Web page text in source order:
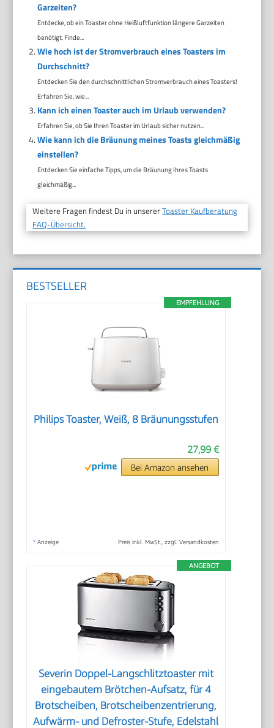
Garzeiten?
Entdecke, ob ein Toaster ohne Heißluftfunktion längere Garzeiten
benötigt. Finde...
Wie hoch ist der Stromverbrauch eines Toasters im
Durchschnitt?
Entdecken Sie den durchschnittlichen Stromverbrauch eines Toasters!
Erfahren Sie, wie...
Kann ich einen Toaster auch im Urlaub verwenden?
Erfahren Sie, ob Sie Ihren Toaster im Urlaub sicher nutzen...
Wie kann ich die Bräunung meines Toasts gleichmäßig
einstellen?
Entdecken Sie einfache Tipps, um die Bräunung Ihres Toasts
gleichmäßig...
Weitere Fragen findest Du in unsererToaster Kaufberatung
FAQ-Übersicht.
BESTSELLER
EMPFEHLUNG
Philips Toaster, Weiß, 8 Bräunungsstufen
27,99 €
Bei Amazon ansehen
* Anzeige Preis inkl. MwSt., zzgl. Versandkosten
ANGEBOT
Severin Doppel-Langschlitztoaster mit
eingebautem Brötchen-Aufsatz, für 4
Brotscheiben, Brotscheibenzentrierung,
Aufwärm- und Defroster-Stufe, Edelstahl